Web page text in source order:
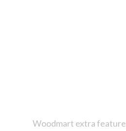
Woodmart extra feature